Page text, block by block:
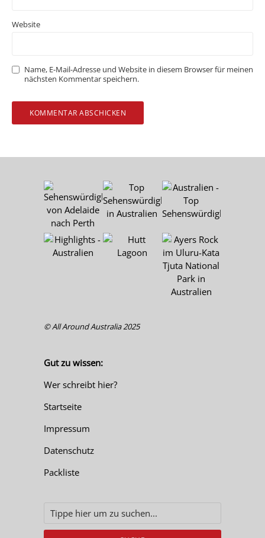
Website
Name, E-Mail-Adresse und Website in diesem Browser für meinen
nächsten Kommentar speichern.
© All Around Australia 2025
Gut zu wissen:
Wer schreibt hier?
Startseite
Impressum
Datenschutz
Packliste